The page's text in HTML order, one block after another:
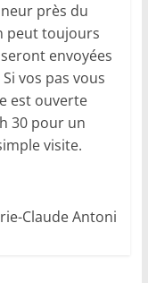
près du
peut toujours
envoyées
vos pas vous
est ouverte
30 pour un
visite.
Claude Antoni